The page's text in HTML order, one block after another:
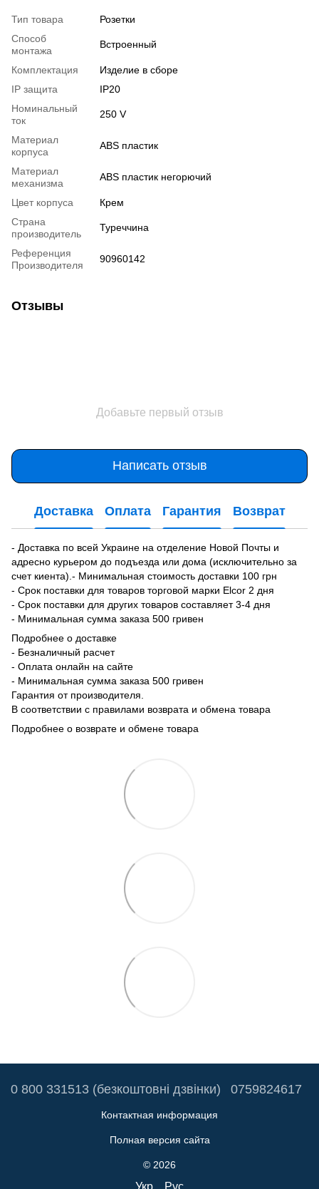
Тип товара
Розетки
Способ
монтажа
Встроенный
Комплектация
Изделие в сборе
IP защита
ІР20
Номинальный
ток
250 V
Материал
корпуса
ABS пластик
Материал
механизма
ABS пластик негорючий
Цвет корпуса
Крем
Страна
производитель
Туреччина
Референция
Производителя
90960142
Отзывы
Добавьте первый отзыв
Написать отзыв
Доставка Оплата Гарантия Возврат
- Доставка по всей Украине на отделение Новой Почты и
адресно курьером до подъезда или дома (исключительно за
счет киента).- Минимальная стоимость доставки 100 грн
- Срок поставки для товаров торговой марки Elcor 2 дня
- Срок поставки для других товаров составляет 3-4 дня
- Минимальная сумма заказа 500 гривен
Подробнее о доставке
- Безналичный расчет
- Оплата онлайн на сайте
- Минимальная сумма заказа 500 гривен
Гарантия от производителя.
В соответствии с правилами возврата и обмена товара
Подробнее о возврате и обмене товара
0 800 331513 (безкоштовні дзвінки) 0759824617
Контактная информация
Полная версия сайта
© 2026
Укр Рус